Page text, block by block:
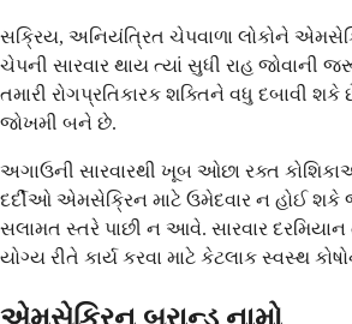
સક્રિય, અનિયંત્રિત ચેપવાળા લોકોને
ચેપની સારવાર થાય ત્યાં સુધી રાહ જોવાની
તમારી રોગપ્રતિકારક શક્તિને વધુ દબાવી
જોખમી બને છે.
અગાઉની સારવારથી ખૂબ ઓછા રક્ત
દર્દીઓ એમસેક્રિન માટે ઉમેદવાર ન હોઈ શકે
સલામત સ્તરે પાછી ન આવે. સારવાર
યોગ્ય રીતે કાર્ય કરવા માટે કેટલાક સ્વસ્થ
એમસેક્રિન બ્રાન્ડ નામો